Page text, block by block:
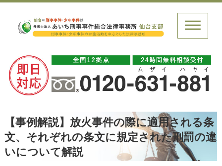
【事例解説】放火事件の際に適用される条
文、それぞれの条文に規定された刑罰の違
いについて解説